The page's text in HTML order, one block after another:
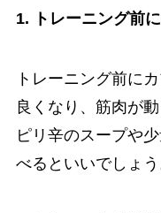
1. トレーニング前
トレーニング前に
良くなり、筋肉が
ピリ辛のスープや
べるといいでしょう